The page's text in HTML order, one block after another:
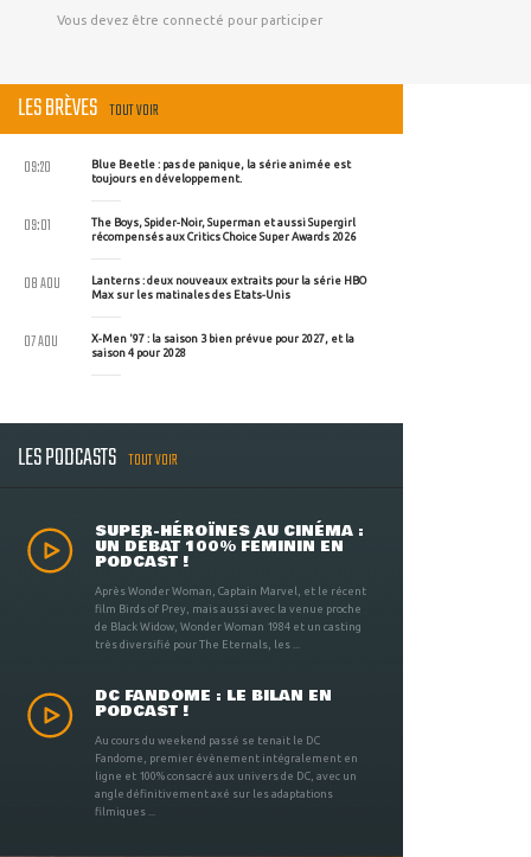
Vous devez être connecté pour participer
LES BRÈVES TOUT VOIR
Blue Beetle : pas de panique, la série animée est
toujours en développement.
09:20
The Boys, Spider-Noir, Superman et aussi Supergirl
récompensés aux Critics Choice Super Awards 2026
09:01
Lanterns : deux nouveaux extraits pour la série HBO
Max sur les matinales des Etats-Unis
08 AOU
X-Men '97 : la saison 3 bien prévue pour 2027, et la
saison 4 pour 2028
07 AOU
LES PODCASTS TOUT VOIR
SUPER-HÉROÏNES AU CINÉMA :
UN DÉBAT 100% FÉMININ EN
PODCAST !
Après Wonder Woman, Captain Marvel, et le récent
film Birds of Prey, mais aussi avec la venue proche
de Black Widow, Wonder Woman 1984 et un casting
très diversifié pour The Eternals, les ...
DC FANDOME : LE BILAN EN
PODCAST !
Au cours du weekend passé se tenait le DC
Fandome, premier évènement intégralement en
ligne et 100% consacré aux univers de DC, avec un
angle définitivement axé sur les adaptations
filmiques ...